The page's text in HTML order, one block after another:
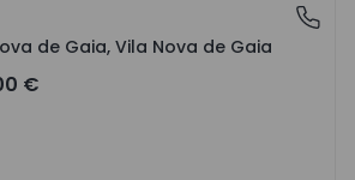
de Gaia, Vila Nova de Gaia
de Gaia, Vila Nova de Gaia
€